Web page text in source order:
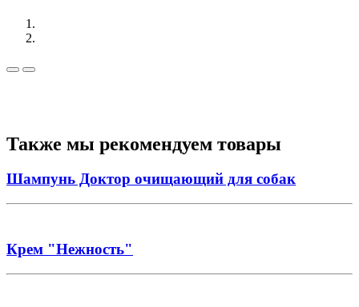
Также мы рекомендуем товары
Шампунь Доктор очищающий для собак
Крем "Нежность"